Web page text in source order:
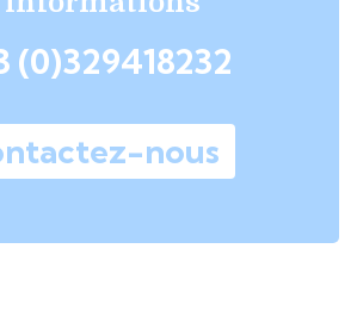
(0)329418232
nous